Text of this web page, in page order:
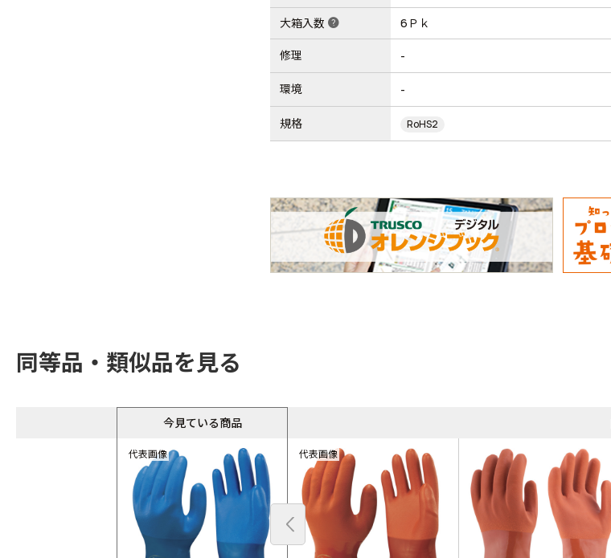
大箱入数 help 6Ｐｋ
修理 -
環境 -
規格 RoHS2
同等品・類似品を見る
今見ている商品
代表画像 代表画像